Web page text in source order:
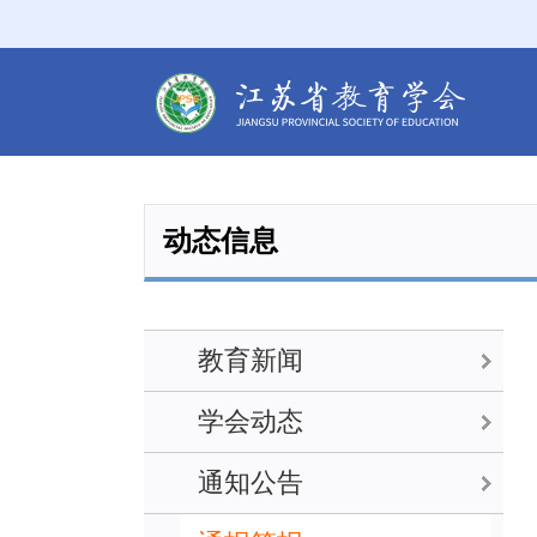
动态信息
教育新闻
学会动态
通知公告